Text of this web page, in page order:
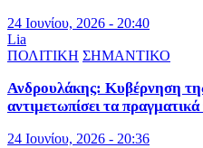
24 Ιουνίου, 2026 - 20:40
Lia
ΠΟΛΙΤΙΚΗ ΣΗΜΑΝΤΙΚΟ
Ανδρουλάκης: Κυβέρνηση
αντιμετωπίσει τα
24 Ιουνίου, 2026 - 20:36